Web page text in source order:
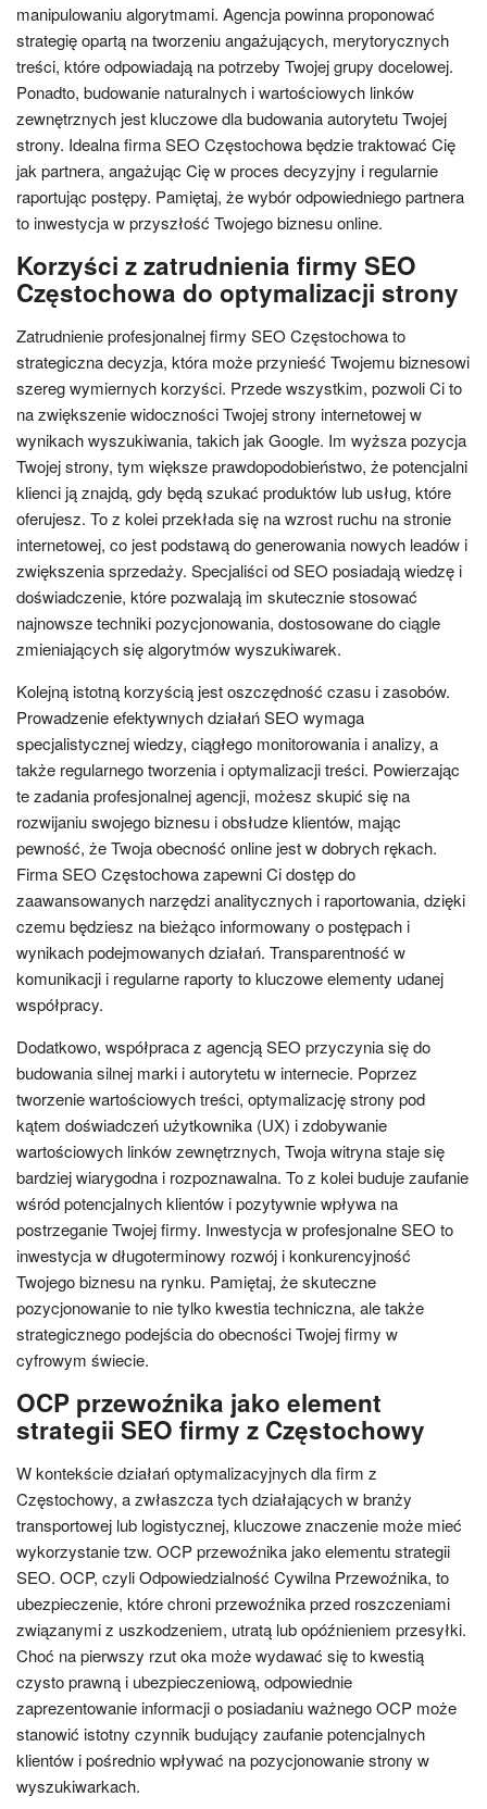
manipulowaniu algorytmami. Agencja powinna proponować
strategię opartą na tworzeniu angażujących, merytorycznych
treści, które odpowiadają na potrzeby Twojej grupy docelowej.
Ponadto, budowanie naturalnych i wartościowych linków
zewnętrznych jest kluczowe dla budowania autorytetu Twojej
strony. Idealna firma SEO Częstochowa będzie traktować Cię
jak partnera, angażując Cię w proces decyzyjny i regularnie
raportując postępy. Pamiętaj, że wybór odpowiedniego partnera
to inwestycja w przyszłość Twojego biznesu online.
Korzyści z zatrudnienia firmy SEO
Częstochowa do optymalizacji strony
Zatrudnienie profesjonalnej firmy SEO Częstochowa to
strategiczna decyzja, która może przynieść Twojemu biznesowi
szereg wymiernych korzyści. Przede wszystkim, pozwoli Ci to
na zwiększenie widoczności Twojej strony internetowej w
wynikach wyszukiwania, takich jak Google. Im wyższa pozycja
Twojej strony, tym większe prawdopodobieństwo, że potencjalni
klienci ją znajdą, gdy będą szukać produktów lub usług, które
oferujesz. To z kolei przekłada się na wzrost ruchu na stronie
internetowej, co jest podstawą do generowania nowych leadów i
zwiększenia sprzedaży. Specjaliści od SEO posiadają wiedzę i
doświadczenie, które pozwalają im skutecznie stosować
najnowsze techniki pozycjonowania, dostosowane do ciągle
zmieniających się algorytmów wyszukiwarek.
Kolejną istotną korzyścią jest oszczędność czasu i zasobów.
Prowadzenie efektywnych działań SEO wymaga
specjalistycznej wiedzy, ciągłego monitorowania i analizy, a
także regularnego tworzenia i optymalizacji treści. Powierzając
te zadania profesjonalnej agencji, możesz skupić się na
rozwijaniu swojego biznesu i obsłudze klientów, mając
pewność, że Twoja obecność online jest w dobrych rękach.
Firma SEO Częstochowa zapewni Ci dostęp do
zaawansowanych narzędzi analitycznych i raportowania, dzięki
czemu będziesz na bieżąco informowany o postępach i
wynikach podejmowanych działań. Transparentność w
komunikacji i regularne raporty to kluczowe elementy udanej
współpracy.
Dodatkowo, współpraca z agencją SEO przyczynia się do
budowania silnej marki i autorytetu w internecie. Poprzez
tworzenie wartościowych treści, optymalizację strony pod
kątem doświadczeń użytkownika (UX) i zdobywanie
wartościowych linków zewnętrznych, Twoja witryna staje się
bardziej wiarygodna i rozpoznawalna. To z kolei buduje zaufanie
wśród potencjalnych klientów i pozytywnie wpływa na
postrzeganie Twojej firmy. Inwestycja w profesjonalne SEO to
inwestycja w długoterminowy rozwój i konkurencyjność
Twojego biznesu na rynku. Pamiętaj, że skuteczne
pozycjonowanie to nie tylko kwestia techniczna, ale także
strategicznego podejścia do obecności Twojej firmy w
cyfrowym świecie.
OCP przewoźnika jako element
strategii SEO firmy z Częstochowy
W kontekście działań optymalizacyjnych dla firm z
Częstochowy, a zwłaszcza tych działających w branży
transportowej lub logistycznej, kluczowe znaczenie może mieć
wykorzystanie tzw. OCP przewoźnika jako elementu strategii
SEO. OCP, czyli Odpowiedzialność Cywilna Przewoźnika, to
ubezpieczenie, które chroni przewoźnika przed roszczeniami
związanymi z uszkodzeniem, utratą lub opóźnieniem przesyłki.
Choć na pierwszy rzut oka może wydawać się to kwestią
czysto prawną i ubezpieczeniową, odpowiednie
zaprezentowanie informacji o posiadaniu ważnego OCP może
stanowić istotny czynnik budujący zaufanie potencjalnych
klientów i pośrednio wpływać na pozycjonowanie strony w
wyszukiwarkach.